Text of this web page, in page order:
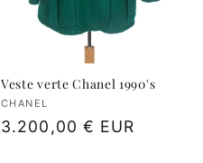
Veste verte Chanel 1990's
Fournisseur :
CHANEL
Prix
3.200,00 € EUR